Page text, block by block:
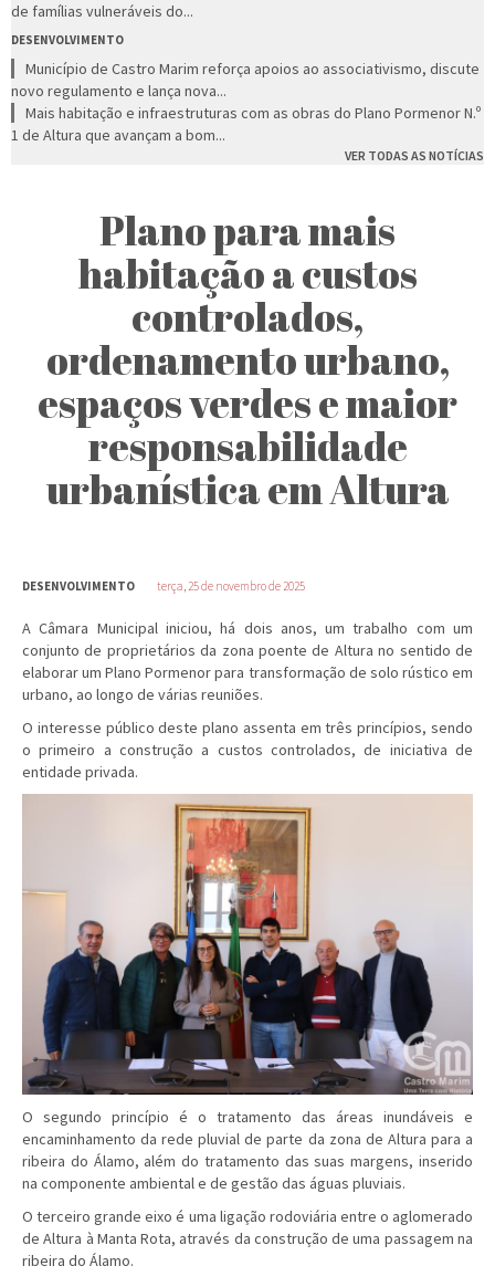
de famílias vulneráveis do...
DESENVOLVIMENTO
Município de Castro Marim reforça apoios ao associativismo, discute
novo regulamento e lança nova...
Mais habitação e infraestruturas com as obras do Plano Pormenor N.º
1 de Altura que avançam a bom...
VER TODAS AS NOTÍCIAS
Plano para mais
habitação a custos
controlados,
ordenamento urbano,
espaços verdes e maior
responsabilidade
urbanística em Altura
DESENVOLVIMENTO terça, 25 de novembro de 2025
A Câmara Municipal iniciou, há dois anos, um trabalho com um
conjunto de proprietários da zona poente de Altura no sentido de
elaborar um Plano Pormenor para transformação de solo rústico em
urbano, ao longo de várias reuniões.
O interesse público deste plano assenta em três princípios, sendo
o primeiro a construção a custos controlados, de iniciativa de
entidade privada.
O segundo princípio é o tratamento das áreas inundáveis e
encaminhamento da rede pluvial de parte da zona de Altura para a
ribeira do Álamo, além do tratamento das suas margens, inserido
na componente ambiental e de gestão das águas pluviais.
O terceiro grande eixo é uma ligação rodoviária entre o aglomerado
de Altura à Manta Rota, através da construção de uma passagem na
ribeira do Álamo.